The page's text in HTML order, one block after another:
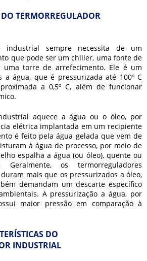
TERMORREGULADOR
industrial sempre necessita de um
que pode ser um chiller, uma fonte de
uma torre de arrefecimento. Ele é um
a água, que é pressurizada até 100º C
a 0,5º C, além de funcionar
aquece a água ou o óleo, por
elétrica implantada em um recipiente
é feito pela água gelada que vem de
à água de processo, por meio de
espalha a água (ou óleo), quente ou
os termorreguladores
mais que os pressurizados a óleo,
demandam um descarte específico
A pressurização a água, por
maior pressão em comparação à
DO
INDUSTRIAL